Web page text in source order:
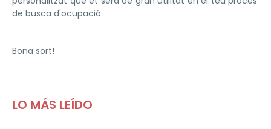
de busca d'ocupació.
Bona sort!
LO MÁS LEÍDO